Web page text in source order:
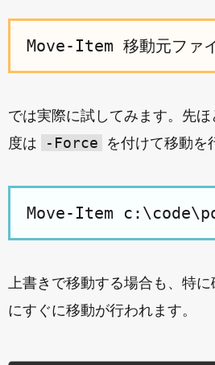
では実際に試してみます。先
度は
-Force を付けて移動を
上書きで移動する場合も、特
にすぐに移動が行われます。